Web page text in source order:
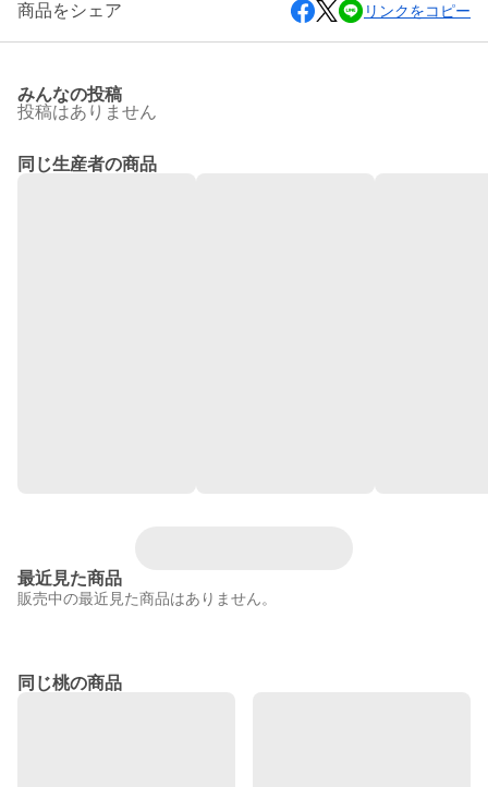
商品をシェア リンクをコピー
みんなの投稿
投稿はありません
同じ生産者の商品
最近見た商品
販売中の最近見た商品はありません。
同じ桃の商品